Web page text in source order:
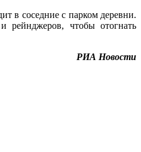
в соседние с парком деревни.
рейнджеров, чтобы отогнать
РИА Новости